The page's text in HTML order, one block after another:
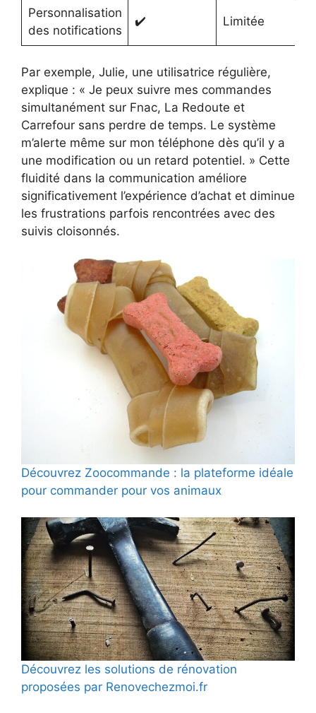
Personnalisation
des notifications
✔️ Limitée
Par exemple, Julie, une utilisatrice régulière,
explique : « Je peux suivre mes commandes
simultanément sur Fnac, La Redoute et
Carrefour sans perdre de temps. Le système
m’alerte même sur mon téléphone dès qu’il y a
une modification ou un retard potentiel. » Cette
fluidité dans la communication améliore
significativement l’expérience d’achat et diminue
les frustrations parfois rencontrées avec des
suivis cloisonnés.
Découvrez Zoocommande : la plateforme idéale
pour commander pour vos animaux
Découvrez les solutions de rénovation
proposées par Renovechezmoi.fr